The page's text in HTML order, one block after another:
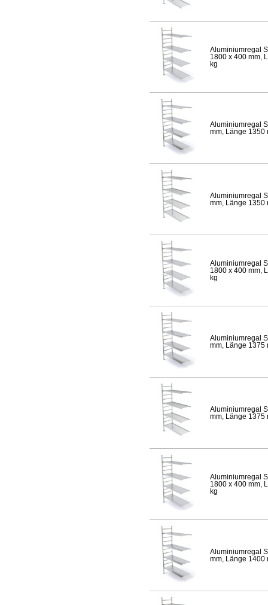
Aluminiumregal
1800 x 400 mm,
kg
Aluminiumregal
mm, Länge 1350
Aluminiumregal
mm, Länge 1350
Aluminiumregal
1800 x 400 mm,
kg
Aluminiumregal
mm, Länge 1375
Aluminiumregal
mm, Länge 1375
Aluminiumregal
1800 x 400 mm,
kg
Aluminiumregal
mm, Länge 1400